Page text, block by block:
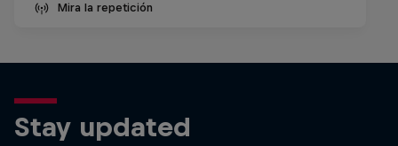
Mira la repetición
Stay updated